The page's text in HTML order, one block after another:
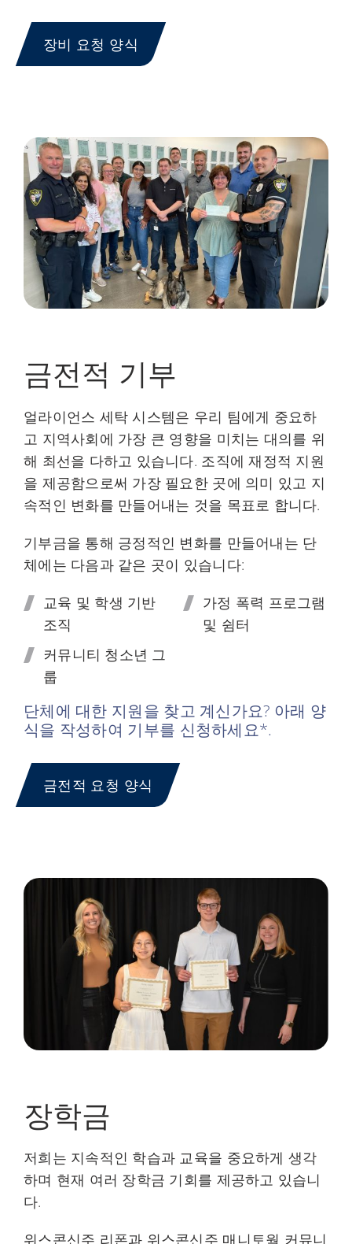
장비 요청 양식
금전적 기부
얼라이언스 세탁 시스템은 우리 팀에게 중요하
고 지역사회에 가장 큰 영향을 미치는 대의를 위
해 최선을 다하고 있습니다. 조직에 재정적 지원
을 제공함으로써 가장 필요한 곳에 의미 있고 지
속적인 변화를 만들어내는 것을 목표로 합니다.
기부금을 통해 긍정적인 변화를 만들어내는 단
체에는 다음과 같은 곳이 있습니다:
교육 및 학생 기반
조직
커뮤니티 청소년 그
룹
가정 폭력 프로그램
및 쉼터
단체에 대한 지원을 찾고 계신가요? 아래 양
식을 작성하여 기부를 신청하세요*.
금전적 요청 양식
장학금
저희는 지속적인 학습과 교육을 중요하게 생각
하며 현재 여러 장학금 기회를 제공하고 있습니
다.
위스콘신주 리폰과 위스콘신주 매니토웍 커뮤니